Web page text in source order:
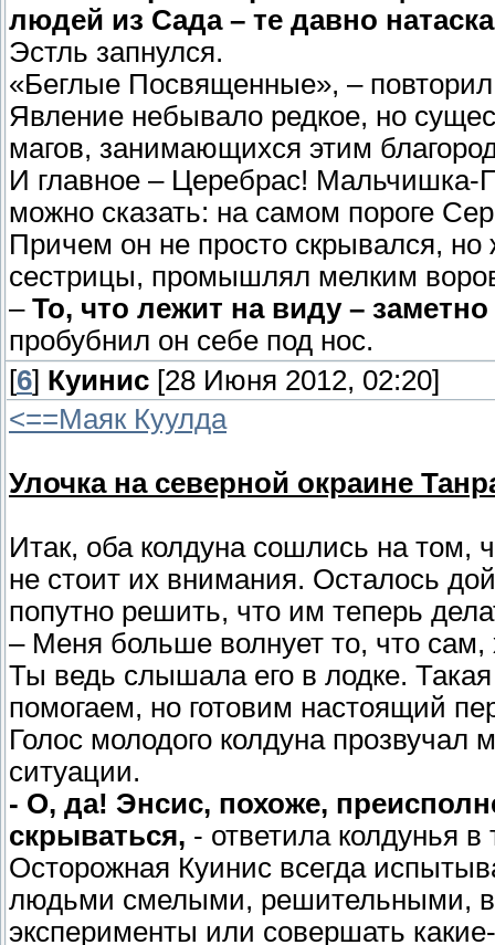
людей из Сада – те давно
Эстль запнулся.
«Беглые Посвященные», –
Явление небывало редкое, но
магов, занимающихся этим
И главное – Церебрас!
можно сказать: на самом пороге
Причем он не просто скрывался,
сестрицы, промышлял мелким
– То, что лежит на виду – заметно
пробубнил он себе под нос.
[6] Куинис [28 Июня 2012, 02:20]
<==Маяк Куулда
Улочка на северной окраине
Итак, оба колдуна сошлись на том,
не стоит их внимания. Осталось
попутно решить, что им теперь
– Меня больше волнует то, что сам,
Ты ведь слышала его в лодке.
помогаем, но готовим настоящий
Голос молодого колдуна
ситуации.
- О, да! Энсис, похоже,
скрываться, - ответила колдунья в
Осторожная Куинис всегда
людьми смелыми, решительными,
эксперименты или совершать